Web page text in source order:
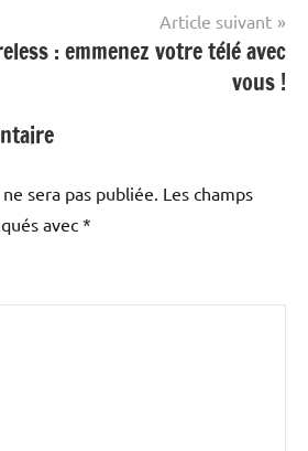
Article suivant
: emmenez votre télé avec
vous !
sera pas publiée. Les champs
avec *